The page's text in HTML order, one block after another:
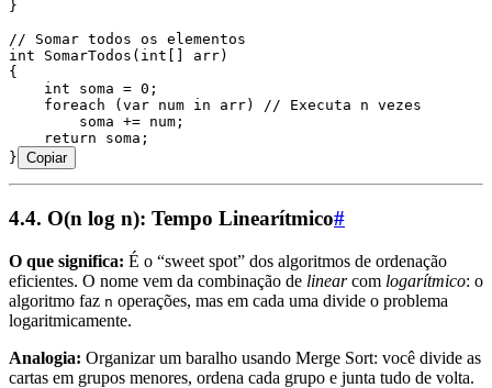
}
// Somar todos os elementos
int SomarTodos ( int [] arr)
{
    int
soma = 0 ;
    foreach
( var num in arr) // Executa n vezes
        soma
+= num;
    return
soma;
} Copiar
4.4. O(n log n): Tempo Linearítmico#
O que significa: É o “sweet spot” dos algoritmos de ordenação
eficientes. O nome vem da combinação de linearcom logarítmico: o
algoritmo faz n operações, mas em cada uma divide o problema
logaritmicamente.
Analogia: Organizar um baralho usando Merge Sort: você divide as
cartas em grupos menores, ordena cada grupo e junta tudo de volta.